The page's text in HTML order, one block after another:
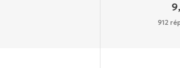
912